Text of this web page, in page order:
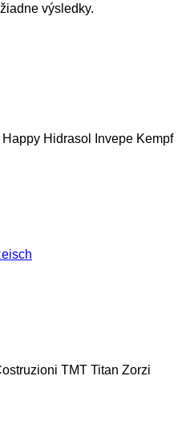
výsledky.
Happy Hidrasol Invepe Kempf
TMT Titan Zorzi